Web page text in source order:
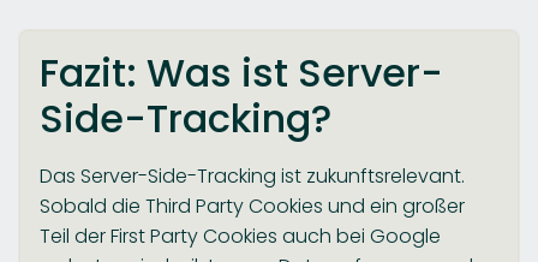
Fazit: Was ist Server-
Side-Tracking?
Das Server-Side-Tracking ist zukunftsrelevant.
Sobald die Third Party Cookies und ein großer
Teil der First Party Cookies auch bei Google